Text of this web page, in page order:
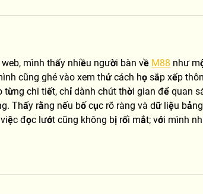
mình thấy nhiều người bàn về M88 như
cũng ghé vào xem thử cách họ sắp xếp
từng chi tiết, chỉ dành chút thời gian để quan
Thấy rằng nếu bố cục rõ ràng và dữ liệu
đọc lướt cũng không bị rối mắt; với mình